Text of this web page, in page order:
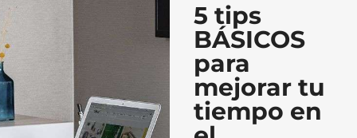
5 tips
BÁSICOS
para
mejorar tu
tiempo en